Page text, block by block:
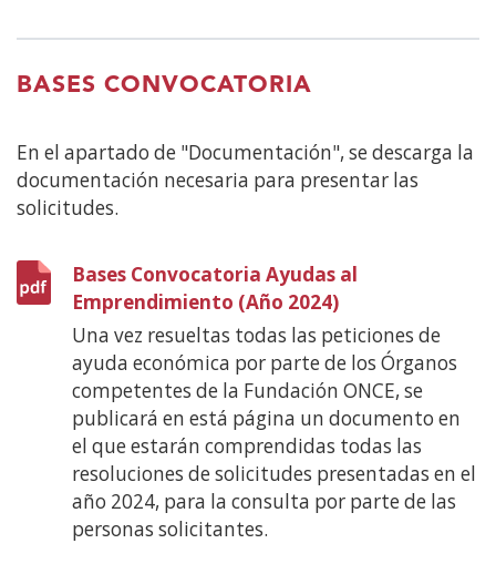
BASES CONVOCATORIA
En el apartado de "Documentación", se descarga la
documentación necesaria para presentar las
solicitudes.
Bases Convocatoria Ayudas al
Emprendimiento (Año 2024)
en
nueva
ventana)
Una vez resueltas todas las peticiones de
ayuda económica por parte de los Órganos
competentes de la Fundación ONCE, se
publicará en está página un documento en
el que estarán comprendidas todas las
resoluciones de solicitudes presentadas en el
año 2024, para la consulta por parte de las
personas solicitantes.